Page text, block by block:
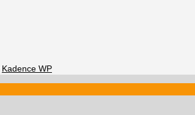
Kadence WP